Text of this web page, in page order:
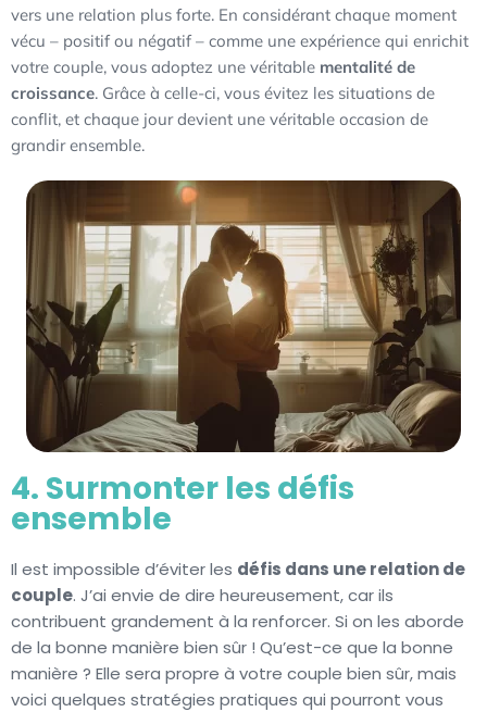
vers une relation plus forte. En considérant chaque moment
vécu – positif ou négatif – comme une expérience qui enrichit
votre couple, vous adoptez une véritable mentalité de
croissance. Grâce à celle-ci, vous évitez les situations de
conflit, et chaque jour devient une véritable occasion de
grandir ensemble.
4. Surmonter les défis
ensemble
Il est impossible d’éviter les défis dans une relation de
couple. J’ai envie de dire heureusement, car ils
contribuent grandement à la renforcer. Si on les aborde
de la bonne manière bien sûr ! Qu’est-ce que la bonne
manière ? Elle sera propre à votre couple bien sûr, mais
voici quelques stratégies pratiques qui pourront vous